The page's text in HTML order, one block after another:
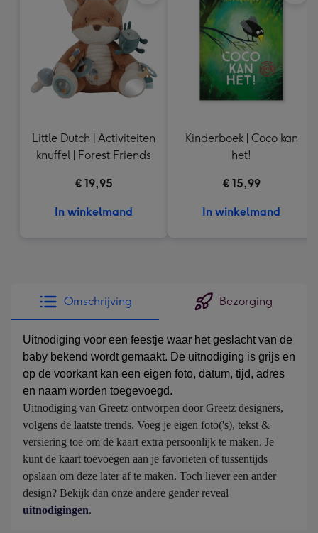
Little Dutch | Activiteiten
knuffel | Forest Friends
€ 19,95
In winkelmand
Kinderboek | Coco kan
het!
€ 15,99
In winkelmand
Omschrijving Bezorging
Uitnodiging voor een feestje waar het geslacht van de
baby bekend wordt gemaakt. De uitnodiging is grijs en
op de voorkant kan een eigen foto, datum, tijd, adres
en naam worden toegevoegd.
Uitnodiging van Greetz ontworpen door Greetz designers,
volgens de laatste trends. Voeg je eigen foto('s), tekst &
versiering toe om de kaart extra persoonlijk te maken. Je
kunt de kaart toevoegen aan je favorieten of tussentijds
opslaan om deze later af te maken. Toch liever een ander
uitnodigingen.